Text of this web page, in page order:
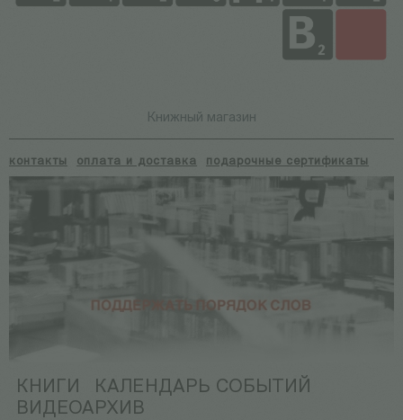
Книжный магазин
контакты оплата и доставка подарочные сертификаты
КНИГИ
КАЛЕНДАРЬ СОБЫТИЙ
ВИДЕОАРХИВ